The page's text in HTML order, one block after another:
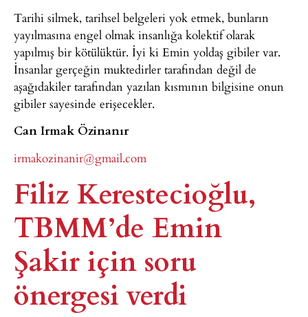
Tarihi silmek, tarihsel belgeleri yok etmek, bunların
yayılmasına engel olmak insanlığa kolektif olarak
yapılmış bir kötülüktür. İyi ki Emin yoldaş gibiler var.
İnsanlar gerçeğin muktedirler tarafından değil de
aşağıdakiler tarafından yazılan kısmının bilgisine onun
gibiler sayesinde erişecekler.
Can Irmak Özinanır
irmakozinanir@gmail.com
Filiz Kerestecioğlu,
TBMM’de Emin
Şakir için soru
önergesi verdi